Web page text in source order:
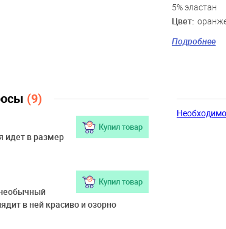
5% эластан
Цвет:
Скидка: 28%
и друзья
Подробнее
(9)
Купил товар
идет в размер
Купил товар
в ней красиво и озорно